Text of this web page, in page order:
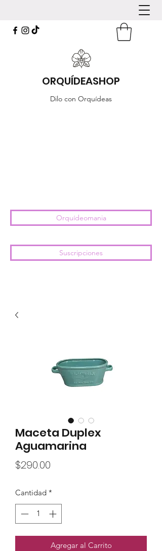
ORQUÍDEASHOP
Dilo con Orquídeas
Orquídeomania
Suscripciones
Maceta Duplex
Aguamarina
$290.00
Cantidad *
Agregar al Carrito